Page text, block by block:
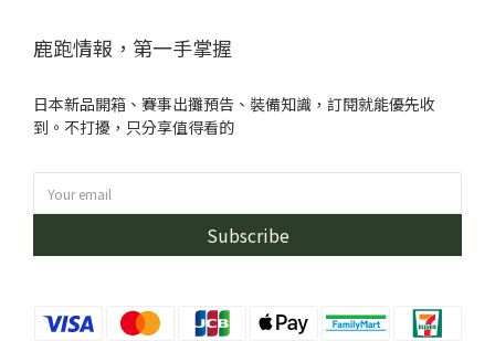
鹿跑情報，第一手掌握
日本新品開箱、賽事出攤預告、裝備知識，訂閱就能優先收
到。不打擾，只分享值得看的
Subscribe